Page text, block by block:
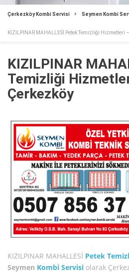
Çerkezköy Kombi Servisi Seymen Kombi
KIZILPINAR MAHALLESİ Petek Temizliği Hizmetleri
KIZILPINAR
Temizliği
Çerkezköy
KIZILPINAR MAHALLESİ Petek
Seymen Kombi Servisi olarak